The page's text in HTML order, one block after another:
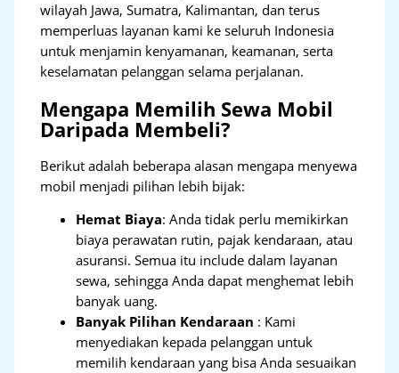
wilayah Jawa, Sumatra, Kalimantan, dan terus
memperluas layanan kami ke seluruh Indonesia
untuk menjamin kenyamanan, keamanan, serta
keselamatan pelanggan selama perjalanan.
Mengapa Memilih Sewa Mobil
Daripada Membeli?
Berikut adalah beberapa alasan mengapa menyewa
mobil menjadi pilihan lebih bijak:
Hemat Biaya: Anda tidak perlu memikirkan
biaya perawatan rutin, pajak kendaraan, atau
asuransi. Semua itu include dalam layanan
sewa, sehingga Anda dapat menghemat lebih
banyak uang.
Banyak Pilihan Kendaraan : Kami
menyediakan kepada pelanggan untuk
memilih kendaraan yang bisa Anda sesuaikan